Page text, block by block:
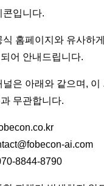
콘입니다.
홈페이지와 유사하
어 안내드립니다.
널은 아래와 같으며, 이
무관합니다.
ai.com
8844-8790